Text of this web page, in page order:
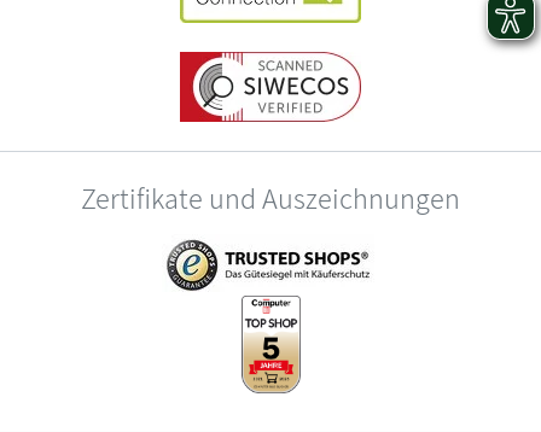
Zertifikate und Auszeichnungen